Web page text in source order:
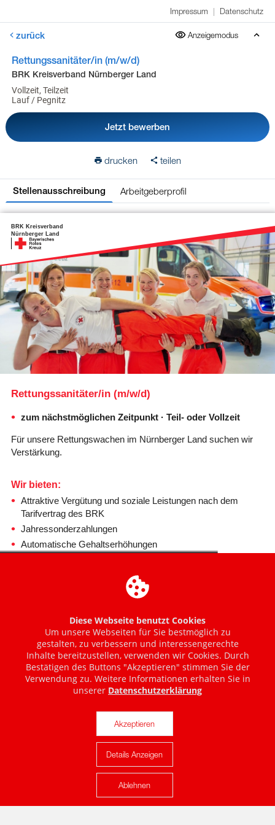
Impressum | Datenschutz
zurück Anzeigemodus
Rettungssanitäter/in (m/w/d)
BRK Kreisverband Nürnberger Land
Vollzeit, Teilzeit
Lauf / Pegnitz
Jetzt bewerben
drucken teilen
Stellenausschreibung Arbeitgeberprofil
Karte anzeigen
Diese Webseite benutzt Cookies
Um unsere Webseiten für Sie bestmöglich zu
gestalten, zu verbessern und interessengerechte
Inhalte bereitzustellen, verwenden wir Cookies. Durch
Bestätigen des Buttons "Akzeptieren" stimmen Sie der
Verwendung zu. Weitere Informationen erhalten Sie in
unserer Datenschutzerklärung
Akzeptieren
Details Anzeigen
Ablehnen